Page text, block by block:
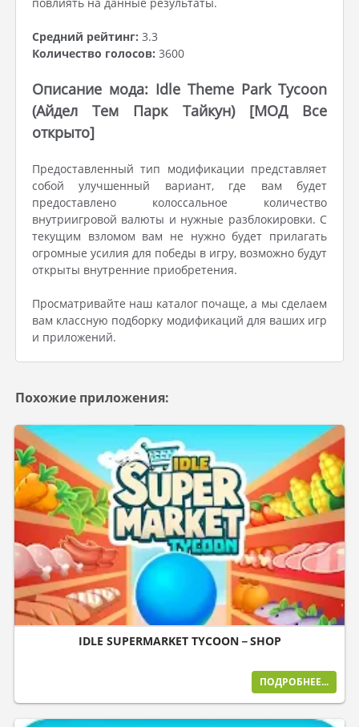
Средний рейтинг: 3.3
Количество голосов: 3600
Описание мода: Idle Theme Park Tycoon
(Айдел Тем Парк Тайкун) [МОД Все
открыто]
Предоставленный тип модификации представляет
собой улучшенный вариант, где вам будет
предоставлено колоссальное количество
внутриигровой валюты и нужные разблокировки. С
текущим взломом вам не нужно будет прилагать
огромные усилия для победы в игру, возможно будут
открыты внутренние приобретения.
Просматривайте наш каталог почаще, а мы сделаем
вам классную подборку модификаций для ваших игр
и приложений.
Похожие приложения:
IDLE SUPERMARKET TYCOON－SHOP
ПОДРОБНЕЕ...